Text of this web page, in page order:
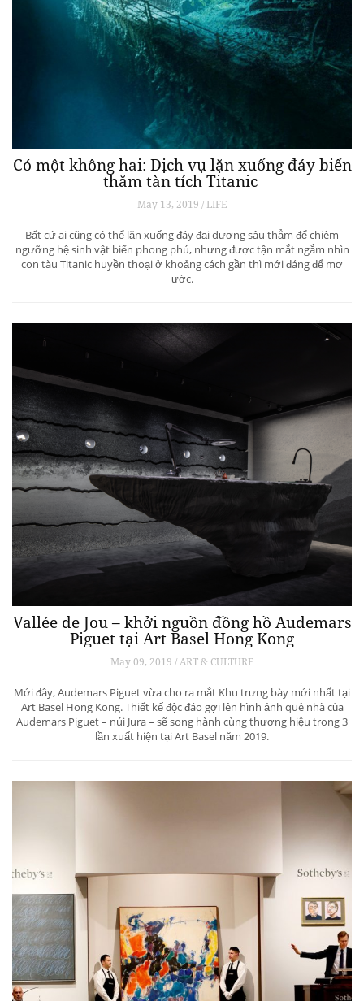
Có một không hai: Dịch vụ lặn xuống đáy biển
thăm tàn tích Titanic
May 13, 2019 / LIFE
Bất cứ ai cũng có thể lặn xuống đáy đại dương sâu thẳm để chiêm
ngưỡng hệ sinh vật biển phong phú, nhưng được tận mắt ngắm nhìn
con tàu Titanic huyền thoại ở khoảng cách gần thì mới đáng để mơ
ước.
Vallée de Jou – khởi nguồn đồng hồ Audemars
Piguet tại Art Basel Hong Kong
May 09, 2019 / ART & CULTURE
Mới đây, Audemars Piguet vừa cho ra mắt Khu trưng bày mới nhất tại
Art Basel Hong Kong. Thiết kế độc đáo gợi lên hình ảnh quê nhà của
Audemars Piguet – núi Jura – sẽ song hành cùng thương hiệu trong 3
lần xuất hiện tại Art Basel năm 2019.